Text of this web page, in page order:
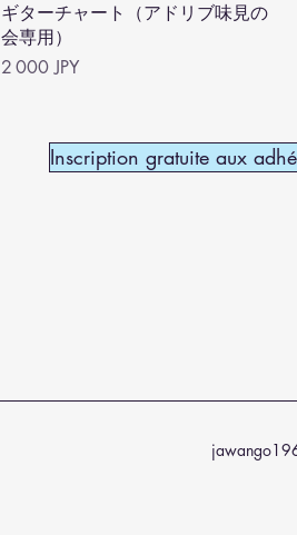
ギターチャート（アドリブ味見の
会専用）
Prix
2 000 JPY
Inscription gratuite aux